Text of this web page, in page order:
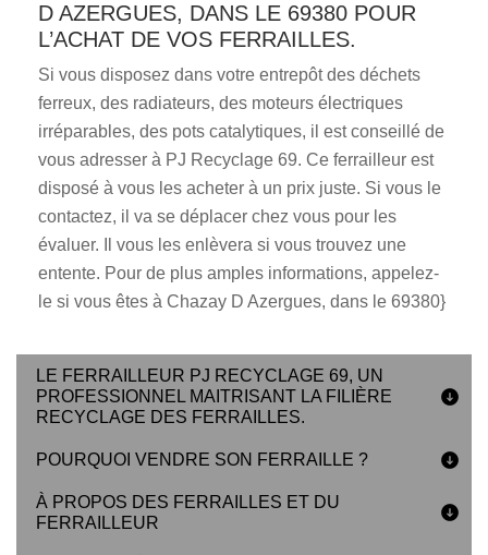
D AZERGUES, DANS LE 69380 POUR
L’ACHAT DE VOS FERRAILLES.
Si vous disposez dans votre entrepôt des déchets
ferreux, des radiateurs, des moteurs électriques
irréparables, des pots catalytiques, il est conseillé de
vous adresser à PJ Recyclage 69. Ce ferrailleur est
disposé à vous les acheter à un prix juste. Si vous le
contactez, il va se déplacer chez vous pour les
évaluer. Il vous les enlèvera si vous trouvez une
entente. Pour de plus amples informations, appelez-
le si vous êtes à Chazay D Azergues, dans le 69380}
LE FERRAILLEUR PJ RECYCLAGE 69, UN
PROFESSIONNEL MAITRISANT LA FILIÈRE
RECYCLAGE DES FERRAILLES.
POURQUOI VENDRE SON FERRAILLE ?
À PROPOS DES FERRAILLES ET DU
FERRAILLEUR